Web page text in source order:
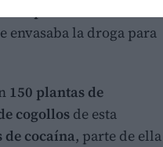
envasaba la droga para
150 plantas de
cogollos de esta
de cocaína, parte de ella